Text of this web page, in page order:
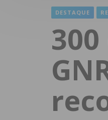
DESTAQUE